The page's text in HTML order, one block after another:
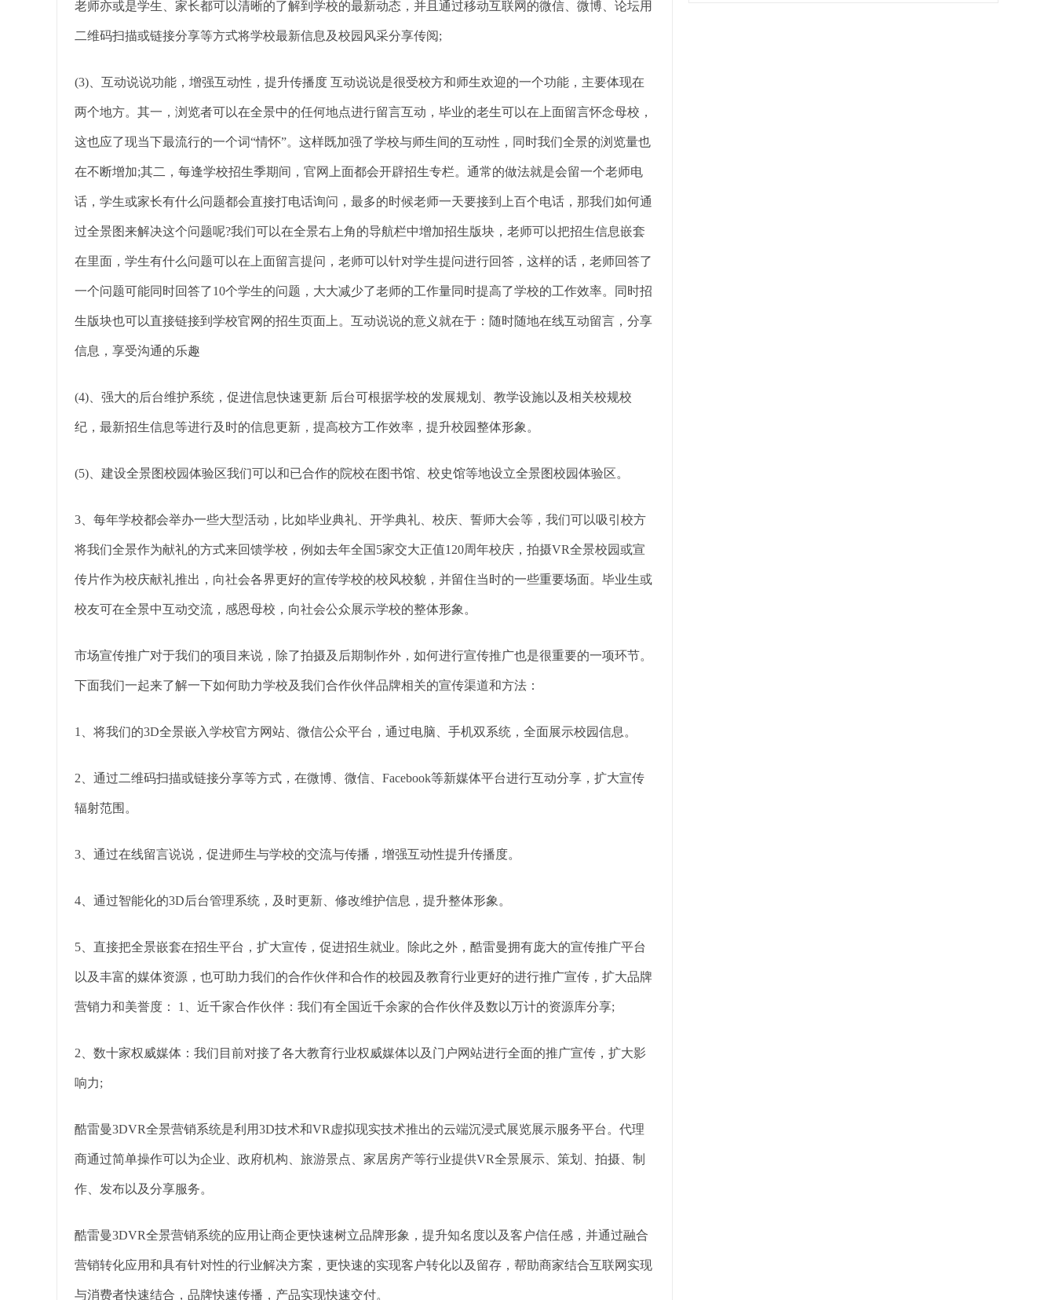
老师亦或是学生、家长都可以清晰的了解到学校的最新动态，并且通过移动互联网的微信、微博、论坛用
二维码扫描或链接分享等方式将学校最新信息及校园风采分享传阅;
(3)、互动说说功能，增强互动性，提升传播度 互动说说是很受校方和师生欢迎的一个功能，主要体现在
两个地方。其一，浏览者可以在全景中的任何地点进行留言互动，毕业的老生可以在上面留言怀念母校，
这也应了现当下最流行的一个词“情怀”。这样既加强了学校与师生间的互动性，同时我们全景的浏览量也
在不断增加;其二，每逢学校招生季期间，官网上面都会开辟招生专栏。通常的做法就是会留一个老师电
话，学生或家长有什么问题都会直接打电话询问，最多的时候老师一天要接到上百个电话，那我们如何通
过全景图来解决这个问题呢?我们可以在全景右上角的导航栏中增加招生版块，老师可以把招生信息嵌套
在里面，学生有什么问题可以在上面留言提问，老师可以针对学生提问进行回答，这样的话，老师回答了
一个问题可能同时回答了10个学生的问题，大大减少了老师的工作量同时提高了学校的工作效率。同时招
生版块也可以直接链接到学校官网的招生页面上。互动说说的意义就在于：随时随地在线互动留言，分享
信息，享受沟通的乐趣
(4)、强大的后台维护系统，促进信息快速更新 后台可根据学校的发展规划、教学设施以及相关校规校
纪，最新招生信息等进行及时的信息更新，提高校方工作效率，提升校园整体形象。
(5)、建设全景图校园体验区我们可以和已合作的院校在图书馆、校史馆等地设立全景图校园体验区。
3、每年学校都会举办一些大型活动，比如毕业典礼、开学典礼、校庆、誓师大会等，我们可以吸引校方
将我们全景作为献礼的方式来回馈学校，例如去年全国5家交大正值120周年校庆，拍摄VR全景校园或宣
传片作为校庆献礼推出，向社会各界更好的宣传学校的校风校貌，并留住当时的一些重要场面。毕业生或
校友可在全景中互动交流，感恩母校，向社会公众展示学校的整体形象。
市场宣传推广对于我们的项目来说，除了拍摄及后期制作外，如何进行宣传推广也是很重要的一项环节。
下面我们一起来了解一下如何助力学校及我们合作伙伴品牌相关的宣传渠道和方法：
1、将我们的3D全景嵌入学校官方网站、微信公众平台，通过电脑、手机双系统，全面展示校园信息。
2、通过二维码扫描或链接分享等方式，在微博、微信、Facebook等新媒体平台进行互动分享，扩大宣传
辐射范围。
3、通过在线留言说说，促进师生与学校的交流与传播，增强互动性提升传播度。
4、通过智能化的3D后台管理系统，及时更新、修改维护信息，提升整体形象。
5、直接把全景嵌套在招生平台，扩大宣传，促进招生就业。除此之外，酷雷曼拥有庞大的宣传推广平台
以及丰富的媒体资源，也可助力我们的合作伙伴和合作的校园及教育行业更好的进行推广宣传，扩大品牌
营销力和美誉度： 1、近千家合作伙伴：我们有全国近千余家的合作伙伴及数以万计的资源库分享;
2、数十家权威媒体：我们目前对接了各大教育行业权威媒体以及门户网站进行全面的推广宣传，扩大影
响力;
酷雷曼3DVR全景营销系统是利用3D技术和VR虚拟现实技术推出的云端沉浸式展览展示服务平台。代理
商通过简单操作可以为企业、政府机构、旅游景点、家居房产等行业提供VR全景展示、策划、拍摄、制
作、发布以及分享服务。
酷雷曼3DVR全景营销系统的应用让商企更快速树立品牌形象，提升知名度以及客户信任感，并通过融合
营销转化应用和具有针对性的行业解决方案，更快速的实现客户转化以及留存，帮助商家结合互联网实现
与消费者快速结合，品牌快速传播，产品实现快速交付。